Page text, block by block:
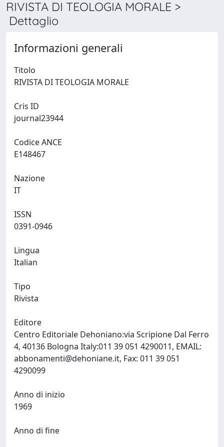
RIVISTA DI TEOLOGIA MORALE >
Dettaglio
Informazioni generali
Titolo
Cris ID
Codice ANCE
Nazione
ISSN
Lingua
Tipo
Rivista
Editore
Centro Editoriale Dehoniano:via Scripione Dal Ferro
4, 40136 Bologna Italy:011 39 051 4290011, EMAIL:
abbonamenti@dehoniane.it, Fax: 011 39 051
Anno di inizio
Anno di fine